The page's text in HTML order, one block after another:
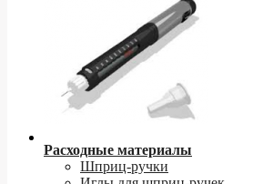
Расходные материалы
Шприц-ручки